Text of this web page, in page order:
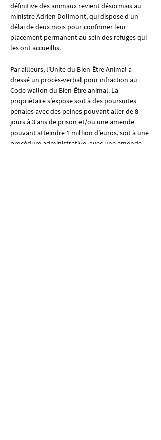
définitive des animaux revient désormais au
ministre Adrien Dolimont, qui dispose d’un
délai de deux mois pour confirmer leur
placement permanent au sein des refuges qui
les ont accueillis.
Par ailleurs, l’Unité du Bien-Être Animal a
dressé un procès-verbal pour infraction au
Code wallon du Bien-Être animal. La
propriétaire s’expose soit à des poursuites
pénales avec des peines pouvant aller de 8
jours à 3 ans de prison et/ou une amende
pouvant atteindre 1 million d’euros, soit à une
procédure administrative, avec une amende